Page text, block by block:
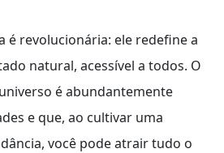
é revolucionária: ele redefine a
natural, acessível a todos. O
é abundantemente
e que, ao cultivar uma
você pode atrair tudo o